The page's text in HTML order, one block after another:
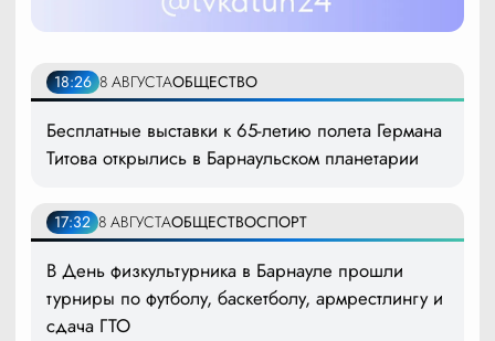
18:26 8 АВГУСТАОБЩЕСТВО
Бесплатные выставки к 65-летию полета Германа
Титова открылись в Барнаульском планетарии
17:32 8 АВГУСТАОБЩЕСТВОСПОРТ
В День физкультурника в Барнауле прошли
турниры по футболу, баскетболу, армрестлингу и
сдача ГТО